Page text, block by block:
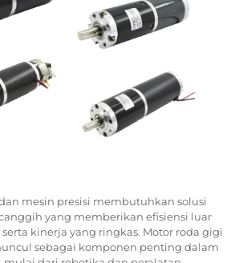
mesin presisi membutuhkan solusi
yang memberikan efisiensi luar
kinerja yang ringkas. Motor roda gigi
sebagai komponen penting dalam